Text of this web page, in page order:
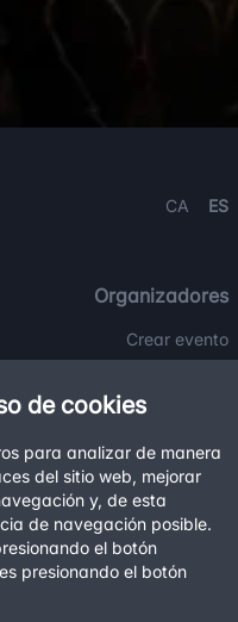
CA ES
Organizadores
Crear evento
de cookies
para analizar de manera
del sitio web, mejorar
y, de esta
de navegación posible.
el botón
presionando el botón